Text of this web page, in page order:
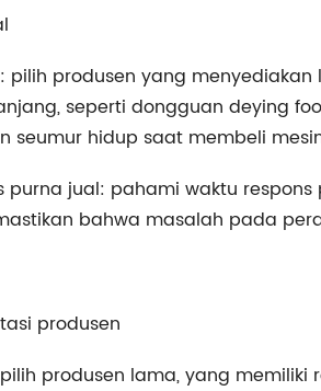
pilih produsen yang
seperti dongguan deying
seumur hidup saat membeli
purna jual: pahami waktu
bahwa masalah pada
produsen
produsen lama, yang